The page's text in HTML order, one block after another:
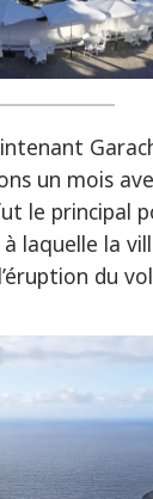
un mois
le principal
à laquelle la
du